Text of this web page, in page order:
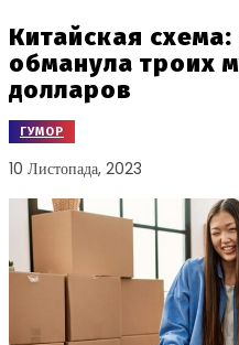
Китайская
обманула троих
долларов
ГУМОР
10 Листопада, 2023